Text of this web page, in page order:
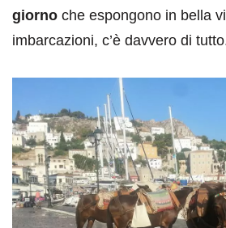
giorno che espongono in bella
imbarcazioni, c’è davvero di